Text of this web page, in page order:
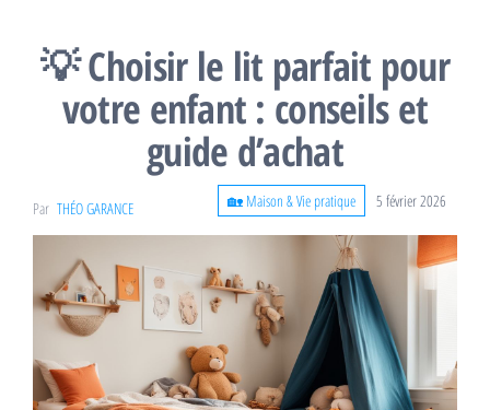
💡 Choisir le lit parfait pour
votre enfant : conseils et
guide d’achat
5 février 2026
🏡 Maison & Vie pratique
Par THÉO GARANCE